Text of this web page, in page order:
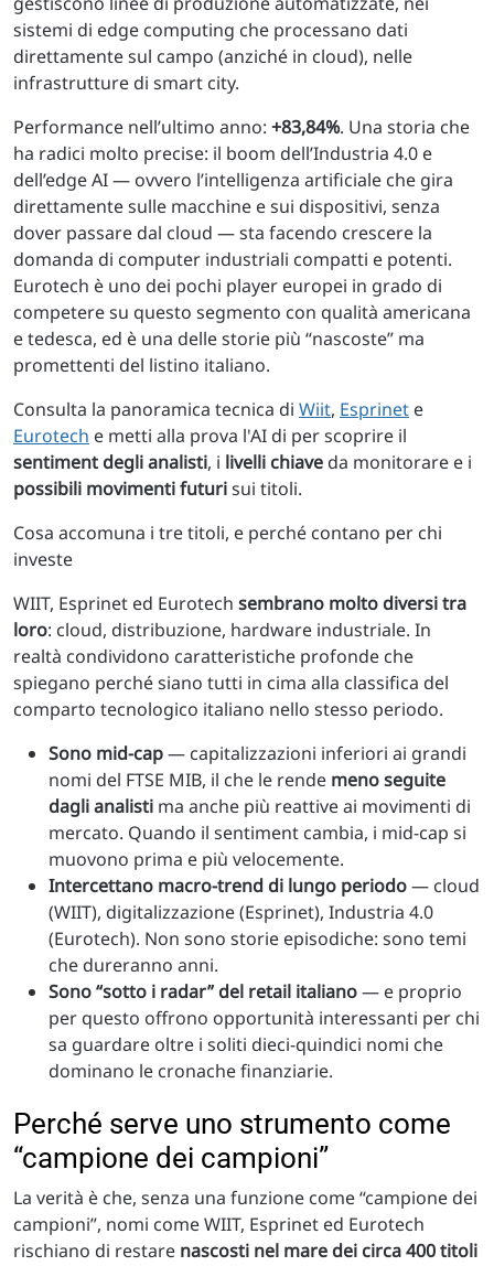
sistemi di edge computing che processano dati
direttamente sul campo (anziché in cloud), nelle
infrastrutture di smart city.
Performance nell’ultimo anno: +83,84%. Una storia che
ha radici molto precise: il boom dell’Industria 4.0 e
dell’edge AI — ovvero l’intelligenza artificiale che gira
direttamente sulle macchine e sui dispositivi, senza
dover passare dal cloud — sta facendo crescere la
domanda di computer industriali compatti e potenti.
Eurotech è uno dei pochi player europei in grado di
competere su questo segmento con qualità americana
e tedesca, ed è una delle storie più “nascoste” ma
promettenti del listino italiano.
Consulta la panoramica tecnica di Wiit, Esprinet e
Eurotech e metti alla prova l'AI di per scoprire il
sentiment degli analisti, i livelli chiave da monitorare e i
possibili movimenti futurisui titoli.
Cosa accomuna i tre titoli, e perché contano per chi
investe
WIIT, Esprinet ed Eurotech sembrano molto diversi tra
loro: cloud, distribuzione, hardware industriale. In
realtà condividono caratteristiche profonde che
spiegano perché siano tutti in cima alla classifica del
comparto tecnologico italiano nello stesso periodo.
Sono mid-cap— capitalizzazioni inferiori ai grandi
nomi del FTSE MIB, il che le rende meno seguite
dagli analisti ma anche più reattive ai movimenti di
mercato. Quando il sentiment cambia, i mid-cap si
muovono prima e più velocemente.
Intercettano macro-trend di lungo periodo— cloud
(WIIT), digitalizzazione (Esprinet), Industria 4.0
(Eurotech). Non sono storie episodiche: sono temi
che dureranno anni.
Sono “sotto i radar” del retail italiano— e proprio
per questo offrono opportunità interessanti per chi
sa guardare oltre i soliti dieci-quindici nomi che
dominano le cronache finanziarie.
Perché serve uno strumento come
“campione dei campioni”
La verità è che, senza una funzione come “campione dei
campioni”, nomi come WIIT, Esprinet ed Eurotech
rischiano di restare nascosti nel mare dei circa 400 titoli